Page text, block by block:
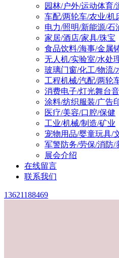
园林/户外/运动体育/
车配/两轮车/农业/机
电力/照明/新能源/石
家居/酒店/家具/珠宝
食品饮料/海事/金属
无人机/实验室/水处
玻璃门窗/化工/物流/
工程机械/汽配/两轮
消费电子/灯光舞台
涂料/纺织服装/广告
医疗/美容/口腔/保健
工业/机械/制造/矿业
宠物用品/婴童玩具/
军警防务/劳保/消防/
展会介绍
在线留言
联系我们
13621188469